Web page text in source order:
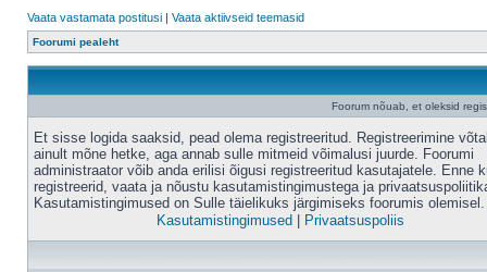
Vaata vastamata postitusi | Vaata aktiivseid teemasid
Foorumi pealeht
Foorum nõuab, et oleksid
Et sisse logida saaksid, pead olema registreeritud. Registreerimine
ainult mõne hetke, aga annab sulle mitmeid võimalusi juurde. Foorumi
administraator võib anda erilisi õigusi registreeritud kasutajatele. Enne
registreerid, vaata ja nõustu kasutamistingimustega ja
Kasutamistingimused on Sulle täielikuks järgimiseks foorumis olemisel.
Kasutamistingimused
Privaatsuspoliis